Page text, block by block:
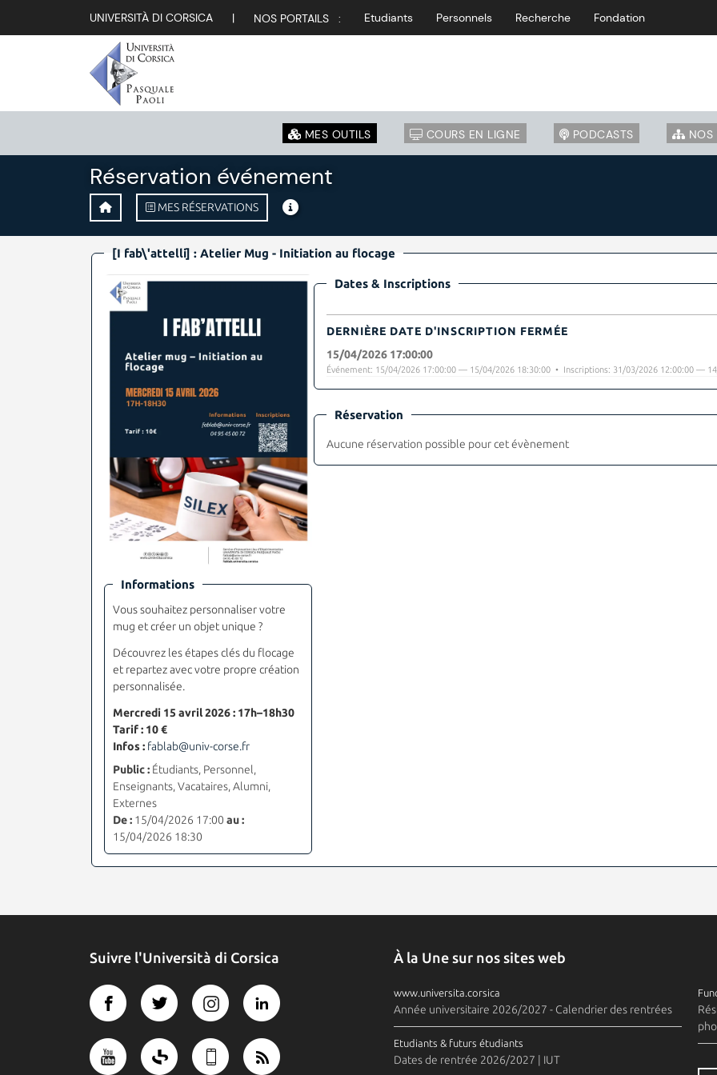
UNIVERSITÀ DI CORSICA | NOS PORTAILS : Etudiants Personnels Recherche Fondation
MES OUTILS COURS EN LIGNE PODCASTS NOS
Réservation événement
MES RÉSERVATIONS
[I fab\'attelli] : Atelier Mug - Initiation au flocage
Informations
Vous souhaitez personnaliser votre
mug et créer un objet unique ?
Découvrez les étapes clés du flocage
et repartez avec votre propre création
personnalisée.
Mercredi 15 avril 2026 : 17h–18h30
Tarif : 10 €
Infos : fablab@univ-corse.fr
Public : Étudiants, Personnel,
Enseignants, Vacataires, Alumni,
Externes
De : 15/04/2026 17:00 au :
15/04/2026 18:30
Dates & Inscriptions
DERNIÈRE DATE D'INSCRIPTION FERMÉE
15/04/2026 17:00:00
Événement: 15/04/2026 17:00:00 — 15/04/2026 18:30:00 • Inscriptions: 31/03/2026 12:00:00 —
Réservation
Aucune réservation possible pour cet évènement
Suivre l'Università di Corsica À la Une sur nos sites web
www.universita.corsica
Année universitaire 2026/2027 - Calendrier des rentrées
Etudiants & futurs étudiants
Dates de rentrée 2026/2027 | IUT